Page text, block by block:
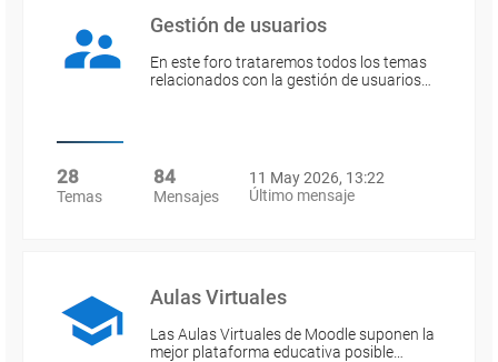
Gestión de usuarios
En este foro trataremos todos los temas
relacionados con la gestión de usuarios…
28
Temas
84
Mensajes
11 May 2026, 13:22
Último mensaje
Aulas Virtuales
Las Aulas Virtuales de Moodle suponen la
mejor plataforma educativa posible…